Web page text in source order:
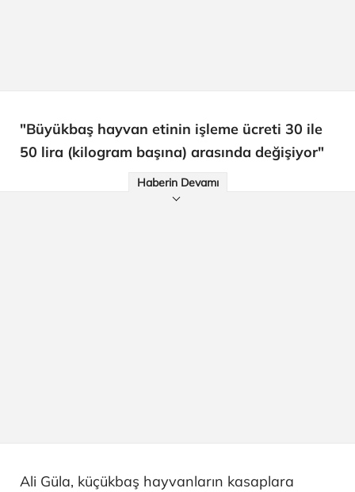
"Büyükbaş hayvan etinin işleme ücreti 30 ile
50 lira (kilogram başına) arasında değişiyor"
Haberin Devamı
Ali Güla, küçükbaş hayvanların kasaplara